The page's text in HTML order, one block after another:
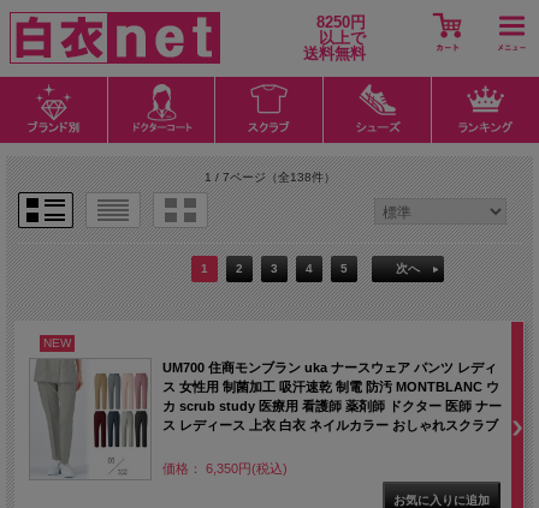
8250円
以上で
送料無料
1 / 7ページ（全138件）
1 2 3 4 5 次へ
NEW
UM700 住商モンブラン uka ナースウェア パンツ レディ
ス 女性用 制菌加工 吸汗速乾 制電 防汚 MONTBLANC ウ
カ scrub study 医療用 看護師 薬剤師 ドクター 医師 ナー
ス レディース 上衣 白衣 ネイルカラー おしゃれスクラブ
価格： 6,350円(税込)